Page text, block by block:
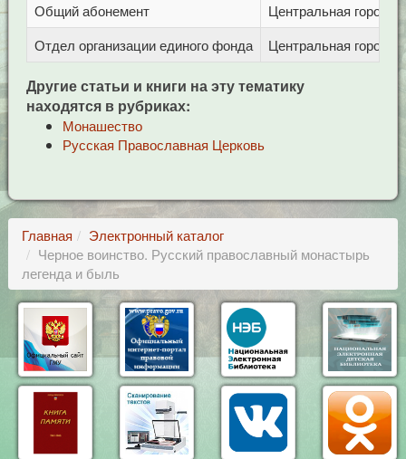
Общий абонемент
Центральная
Отдел организации единого фонда
Центральная
Другие статьи и книги на эту тематику
находятся в рубриках:
Монашество
Русская Православная Церковь
Главная
Электронный каталог
Черное воинство. Русский православный монастырь
легенда и быль